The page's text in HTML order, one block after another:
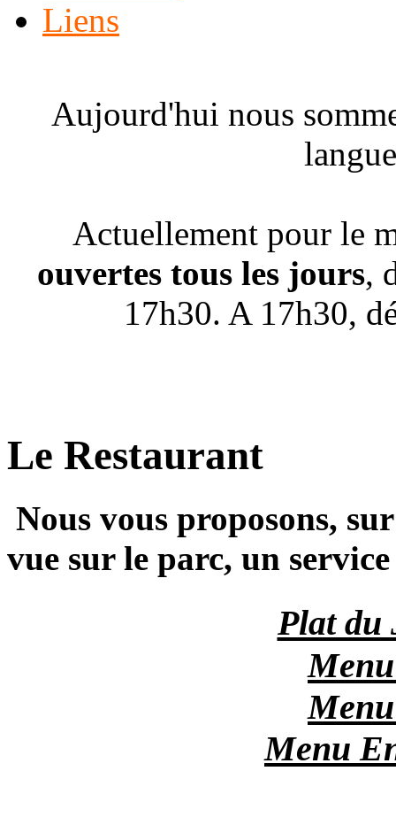
Liens
Aujourd'hui nous
Actuellement pour le
ouvertes tous les jours,
17h30. A 17h30,
Le Restaurant
Nous vous proposons,
vue sur le parc, un
Plat du
Menu